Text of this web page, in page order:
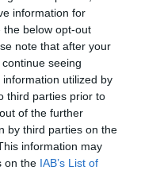
information for
the below opt-out
note that after your
seeing
utilized by
third parties prior to
of the further
by third parties on the
information may
on the IAB’s List of